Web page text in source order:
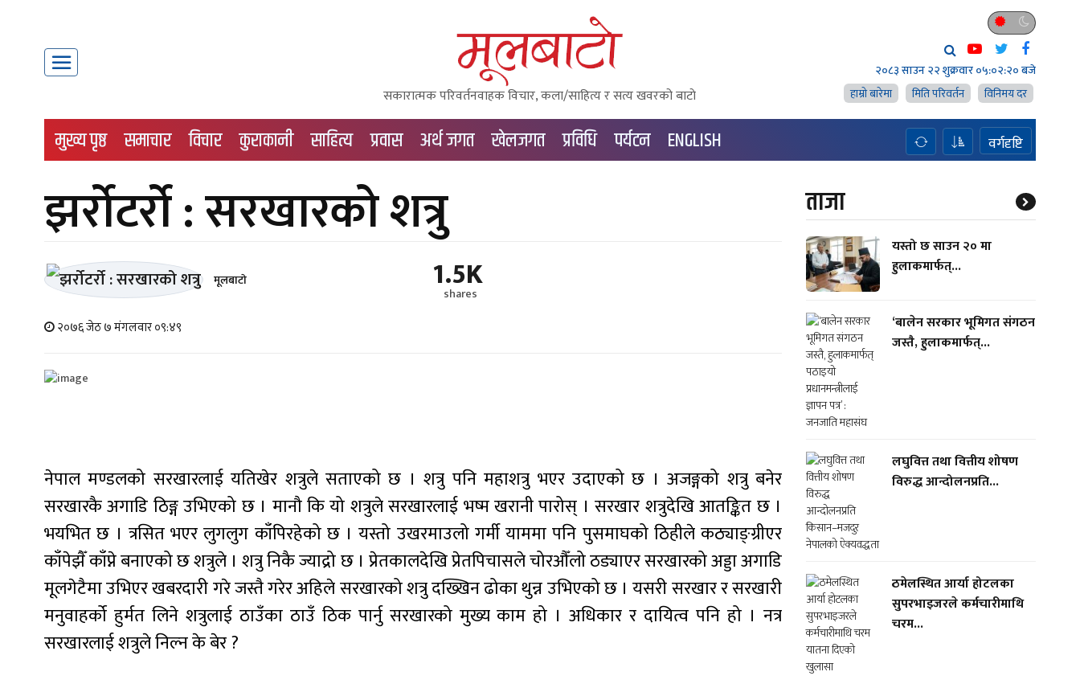
सकारात्मक परिवर्तनवाहक विचार, कला/साहित्य र सत्य खवरको बाटाे
२०८३ साउन २२ शुक्रवार०५:०२:२० बजे
हाम्राे बारेमा
मिति परिवर्तन विनिमय दर
मुख्य पृष्ठ समाचार विचार कुराकानी साहित्य प्रवास अर्थ जगत खेलजगत प्रविधि पर्यटन ENGLISH वर्गदृष्टि
झर्रोटर्रो : सरखारको शत्रु
मूलबाटाे
२०७६ जेठ ७ मंगलवार ०९:४९
1.5K
shares
नेपाल मण्डलको सरखारलाई यतिखेर शत्रुले सताएको छ । शत्रु पनि महाशत्रु भएर उदाएको छ । अजङ्गको शत्रु बनेर
सरखारकै अगाडि ठिङ्ग उभिएको छ । मानौ कि यो शत्रुले सरखारलाई भष्म खरानी पारोस् । सरखार शत्रुदेखि आतङ्कित छ ।
भयभित छ । त्रसित भएर लुगलुग काँपिरहेको छ । यस्तो उखरमाउलो गर्मी याममा पनि पुसमाघको ठिहीले कठ्याङ्ग्रीएर
काँपेझैँ काँप्ने बनाएको छ शत्रुले । शत्रु निकै ज्याद्रो छ । प्रेतकालदेखि प्रेतपिचासले चोरऔँलो ठड्याएर सरखारको अड्डा अगाडि
मूलगेटैमा उभिएर खबरदारी गरे जस्तै गरेर अहिले सरखारको शत्रु दख्खिन ढोका थुन्न उभिएको छ । यसरी सरखार र सरखारी
मनुवाहर्को हुर्मत लिने शत्रुलाई ठाउँका ठाउँ ठिक पार्नु सरखारको मुख्य काम हो । अधिकार र दायित्व पनि हो । नत्र
सरखारलाई शत्रुले निल्न के बेर ?
ताजा
यस्तो छ साउन २० मा
हुलाकमार्फत्...
‘बालेन सरकार भूमिगत संगठन
जस्तै, हुलाकमार्फत्...
लघुवित्त तथा वित्तीय शोषण
विरुद्ध आन्दोलनप्रति...
ठमेलस्थित आर्या होटलका
सुपरभाइजरले कर्मचारीमाथि
चरम...